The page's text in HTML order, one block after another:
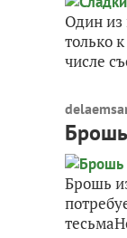
Один из
только
числе
Брошь